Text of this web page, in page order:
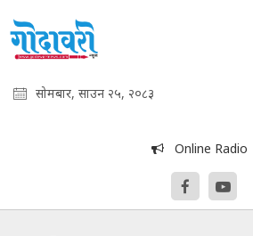
सोमबार, साउन २५, २०८३
Online Radio